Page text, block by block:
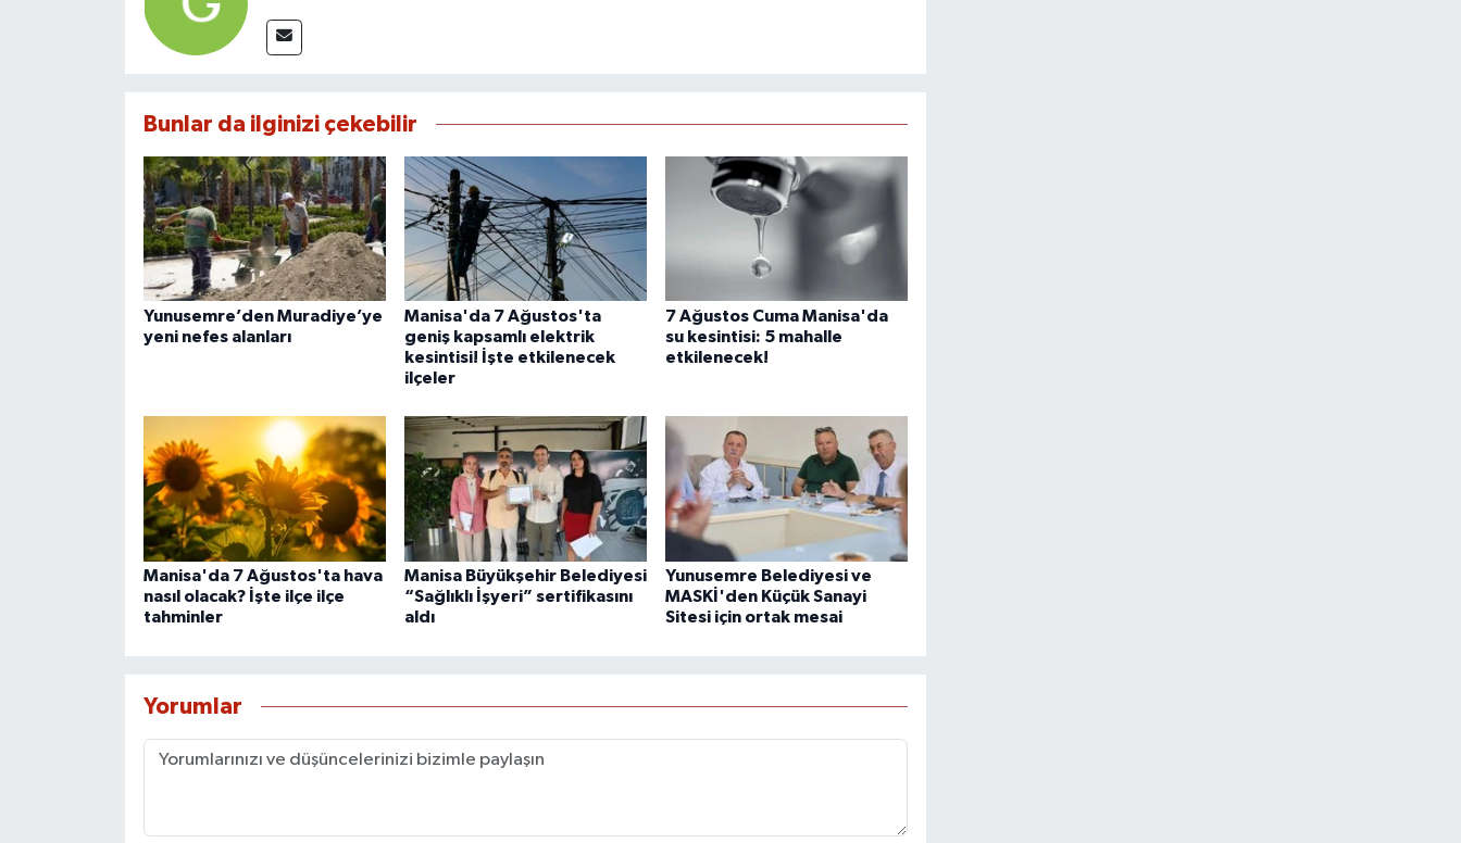
Bunlar da ilginizi çekebilir
Yunusemre’den Muradiye’ye
yeni nefes alanları
Manisa'da 7 Ağustos'ta
geniş kapsamlı elektrik
kesintisi! İşte etkilenecek
ilçeler
7 Ağustos Cuma Manisa'da
su kesintisi: 5 mahalle
etkilenecek!
Manisa'da 7 Ağustos'ta hava
nasıl olacak? İşte ilçe ilçe
tahminler
Manisa Büyükşehir Belediyesi
“Sağlıklı İşyeri” sertifikasını
aldı
Yunusemre Belediyesi ve
MASKİ'den Küçük Sanayi
Sitesi için ortak mesai
Yorumlar